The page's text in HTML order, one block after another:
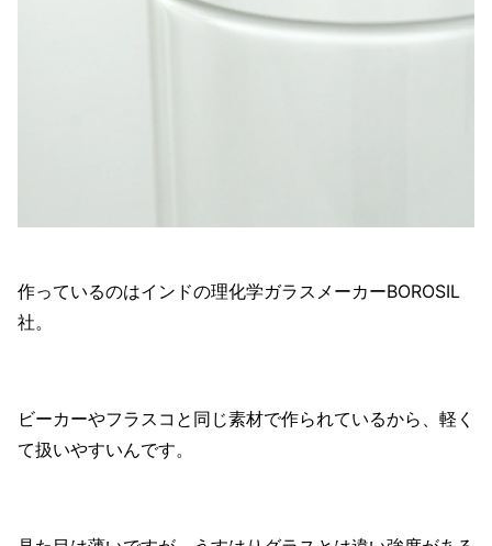
作っているのはインドの理化学ガラスメーカーBOROSIL
社。
ビーカーやフラスコと同じ素材で作られているから、軽く
て扱いやすいんです。